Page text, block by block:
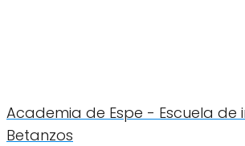
Academia de Espe - Escuela de
Betanzos